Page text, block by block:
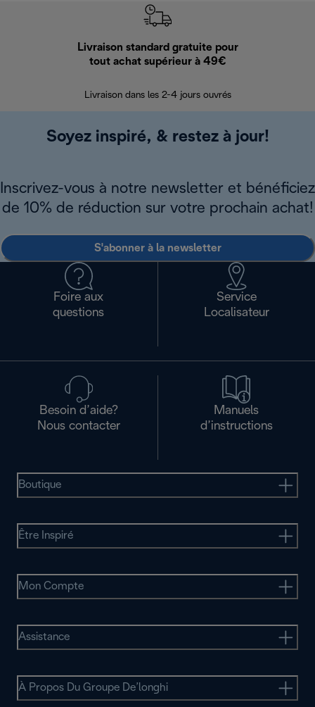
Livraison standard gratuite pour
tout achat supérieur à 49€
Livraison dans les 2-4 jours ouvrés
Soyez inspiré, & restez à jour!
Inscrivez-vous à notre newsletter et bénéficiez
de 10% de réduction sur votre prochain achat!
S'abonner à la newsletter
Foire aux
questions
Service
Localisateur
Besoin d’aide?
Nous contacter
Manuels
d’instructions
Boutique
Être Inspiré
Mon Compte
Assistance
À Propos Du Groupe De’longhi